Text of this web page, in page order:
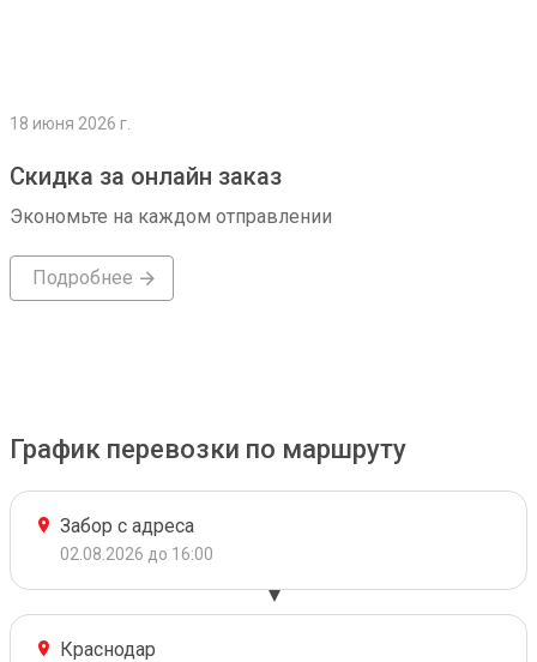
18 июня 2026 г.
Скидка за онлайн заказ
Экономьте на каждом отправлении
Подробнее
График перевозки по маршруту
Забор с адреса
02.08.2026 до 16:00
Краснодар